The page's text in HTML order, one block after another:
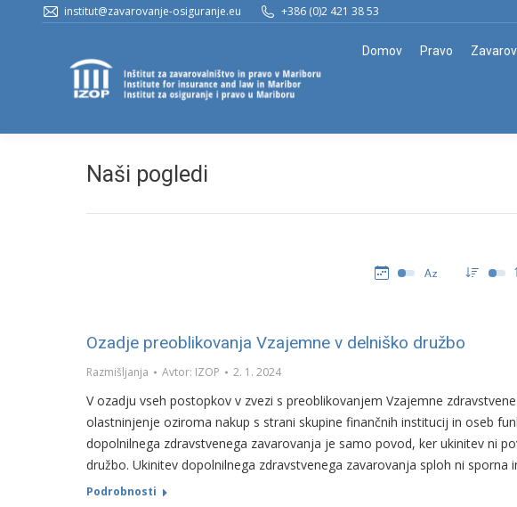
institut@zavarovanje-osiguranje.eu +386 (0)2 421 38 53
Domov Pravo
Naši pogledi
Ozadje preoblikovanja Vzajemne v delniško družbo
Razmišljanja Avtor: IZOP 2. 1. 2024
V ozadju vseh postopkov v zvezi s preoblikovanjem Vzajemne
olastninjenje oziroma nakup s strani skupine finančnih institucij in oseb
dopolnilnega zdravstvenega zavarovanja je samo povod, ker ukinitev ni
družbo. Ukinitev dopolnilnega zdravstvenega zavarovanja sploh ni sporna
Podrobnosti